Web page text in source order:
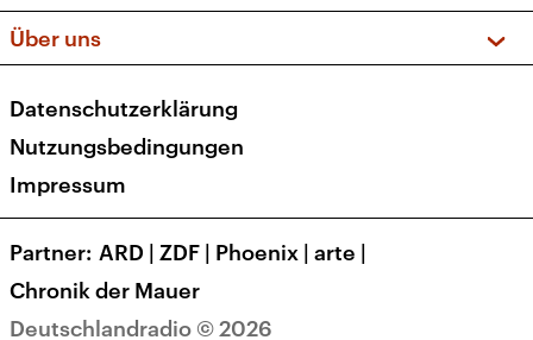
Apps
Newsletter
Veranstaltungen
Social Media
Über uns
Presse
Karriere
Transparenz
Deutschlandradio © 2026
Datenschutzerklärung
Nutzungsbedingungen
Impressum
Partner ARD | ZDF | Phoenix | arte |
Chronik der Mauer